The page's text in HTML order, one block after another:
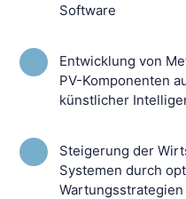
Software
Entwicklung von
PV-Komponenten
künstlicher
Steigerung der
Systemen durch